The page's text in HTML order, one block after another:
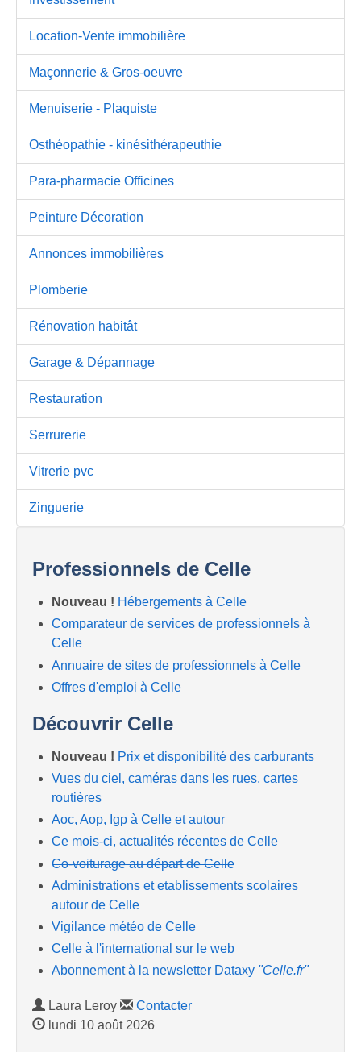
Location-Vente immobilière
Maçonnerie & Gros-oeuvre
Menuiserie - Plaquiste
Osthéopathie - kinésithérapeuthie
Para-pharmacie Officines
Peinture Décoration
Annonces immobilières
Plomberie
Rénovation habitât
Garage & Dépannage
Restauration
Serrurerie
Vitrerie pvc
Zinguerie
Professionnels de Celle
Nouveau ! Hébergements à Celle
Comparateur de services de professionnels à
Celle
Annuaire de sites de professionnels à Celle
Offres d'emploi à Celle
Découvrir Celle
Nouveau ! Prix et disponibilité des carburants
Vues du ciel, caméras dans les rues, cartes
routières
Aoc, Aop, Igp à Celle et autour
Ce mois-ci, actualités récentes de Celle
Co-voiturage au départ de Celle
Administrations et etablissements scolaires
autour de Celle
Vigilance météo de Celle
Celle à l'international sur le web
Abonnement à la newsletter Dataxy "Celle.fr"
Laura Leroy
Contacter
lundi 10 août 2026